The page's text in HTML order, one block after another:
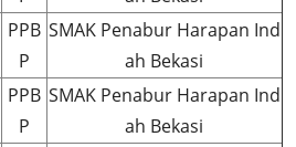
PPB
P
SMAK Penabur Harapan Ind
ah Bekasi
PPB
P
SMAK Penabur Harapan Ind
ah Bekasi